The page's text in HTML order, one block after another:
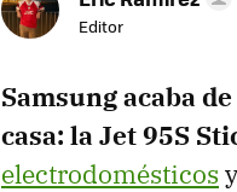
Editor
Samsung acaba
casa: la Jet 95S
electrodomésticos